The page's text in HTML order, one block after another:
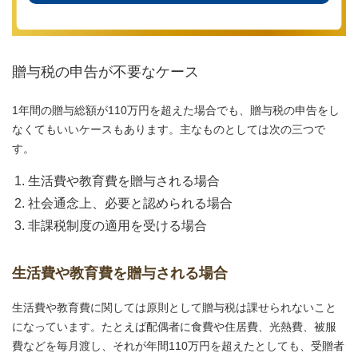
贈与税の申告が不要なケース
1年間の贈与総額が110万円を超えた場合でも、贈与税の申告をし
なくてもいいケースもあります。主なものとしては次の三つで
す。
生活費や教育費を贈与される場合
社会通念上、必要と認められる場合
非課税制度の適用を受ける場合
生活費や教育費を贈与される場合
生活費や教育費に関しては原則として贈与税は課せられないこと
になっています。たとえば配偶者に食費や住居費、光熱費、被服
費などを毎月渡し、それが年間110万円を超えたとしても、受贈者